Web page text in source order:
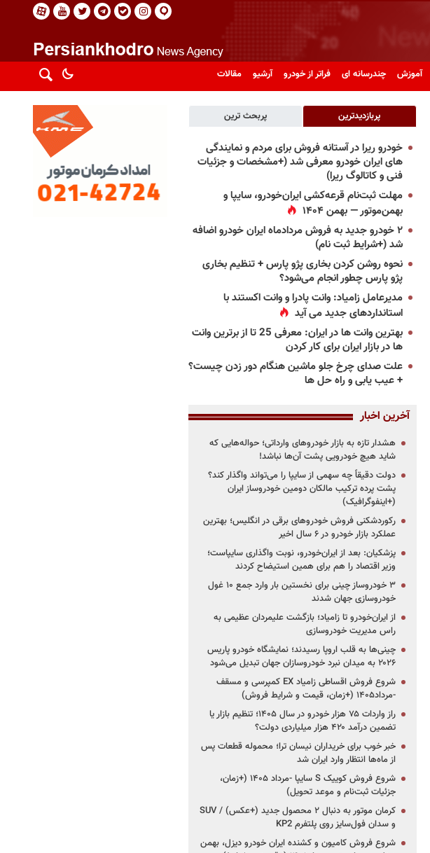
آموزش چندرسانه ای فراتر از خودرو آرشیو مقالات
پربازدیدترین پربحث ترین
خودرو ریرا در آستانه فروش برای مردم و نمایندگی
های ایران خودرو معرفی شد (+مشخصات و جزئیات
فنی و کاتالوگ ریرا)
مهلت ثبت‌نام قرعه‌کشی ایران‌خودرو، سایپا و
بهمن‌موتور — بهمن ۱۴۰۴
۲ خودرو جدید به فروش مردادماه ایران خودرو اضافه
شد (+شرایط ثبت نام)
نحوه روشن کردن بخاری پژو پارس + تنظیم بخاری
پژو پارس چطور انجام می‌شود؟
مدیرعامل زامیاد: وانت پادرا و وانت اکستند با
استانداردهای جدید می آید
بهترین وانت ها در ایران: معرفی 25 تا از برترین وانت
ها در بازار ایران برای کار کردن
علت صدای چرخ جلو ماشین هنگام دور زدن چیست؟
+ عیب یابی و راه حل ها
آخرین اخبار
هشدار تازه به بازار خودروهای وارداتی؛ حواله‌هایی که
شاید هیچ خودرویی پشت آن‌ها نباشد!
دولت دقیقاً چه سهمی از سایپا را می‌تواند واگذار کند؟
پشت پرده ترکیب مالکان دومین خودروساز ایران
(+اینفوگرافیک)
رکوردشکنی فروش خودروهای برقی در انگلیس؛ بهترین
عملکرد بازار خودرو در ۶ سال اخیر
پزشکیان: بعد از ایران‌خودرو، نوبت واگذاری سایپاست؛
وزیر اقتصاد را هم برای همین استیضاح کردند
۳ خودروساز چینی برای نخستین بار وارد جمع ۱۰ غول
خودروسازی جهان شدند
از ایران‌خودرو تا زامیاد؛ بازگشت علیمردان عظیمی به
راس مدیریت خودروسازی
چینی‌ها به قلب اروپا رسیدند؛ نمایشگاه خودرو پاریس
۲۰۲۶ به میدان نبرد خودروسازان جهان تبدیل می‌شود
شروع فروش اقساطی زامیاد EX کمپرسی و مسقف
-مرداد۱۴۰۵ (+زمان، قیمت و شرایط فروش)
راز واردات ۷۵ هزار خودرو در سال ۱۴۰۵؛ تنظیم بازار یا
تضمین درآمد ۴۲۰ هزار میلیاردی دولت؟
خبر خوب برای خریداران نیسان ترا؛ محموله قطعات پس
از ماه‌ها انتظار وارد ایران شد
شروع فروش کوییک S سایپا -مرداد ۱۴۰۵ (+زمان،
جزئیات ثبت‌نام و موعد تحویل)
کرمان موتور به دنبال ۲ محصول جدید (+عکس) / SUV
و سدان فول‌سایز روی پلتفرم KP2
شروع فروش کامیون و کشنده ایران خودرو دیزل، بهمن